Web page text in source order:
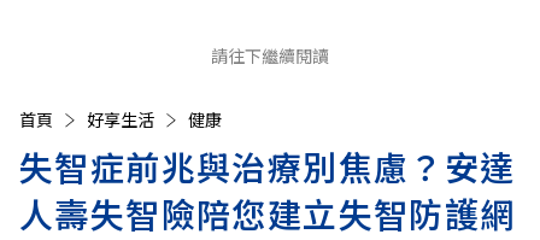
請往下繼續閱讀
首頁 好享生活 健康
失智症前兆與治療別焦慮？安達
人壽失智險陪您建立失智防護網